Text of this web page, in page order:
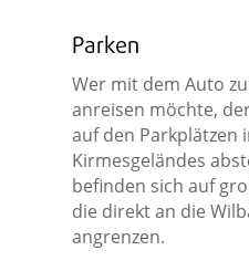
Parken
Wer mit dem Auto
anreisen möchte,
auf den Parkplätzen
Kirmesgeländes
befinden sich auf
die direkt an die
angrenzen.